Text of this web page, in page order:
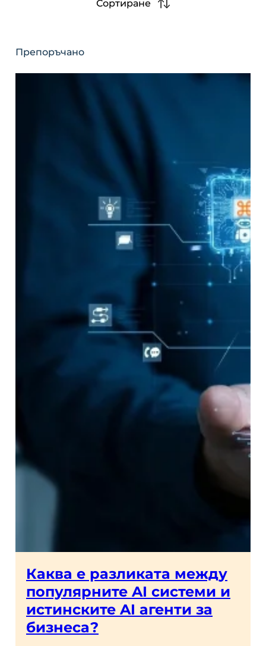
Сортиране
Препоръчано
Каква е разликата между
популярните AI системи и
истинските AI агенти за
бизнеса?